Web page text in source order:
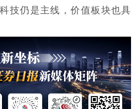
技仍是主线，价值板块也具